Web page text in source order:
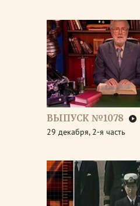
ВЫПУСК №1078
29 декабря, 2-я часть